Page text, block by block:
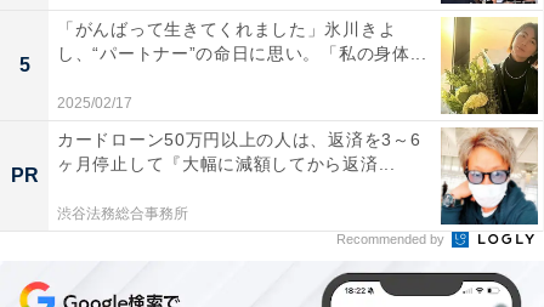
5
「がんばって生きてくれました」氷川きよ
し、“パートナー”の命日に思い。「私の身体...
2025/02/17
PR
カードローン50万円以上の人は、返済を3～6
ヶ月停止して『大幅に減額してから返済...
渋谷法務総合事務所
Recommended by